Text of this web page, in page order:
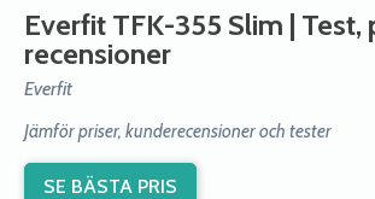
Everfit TFK-355 Slim | Test,
recensioner
Everfit
Jämför priser, kunderecensioner och tester
SE BÄSTA PRIS